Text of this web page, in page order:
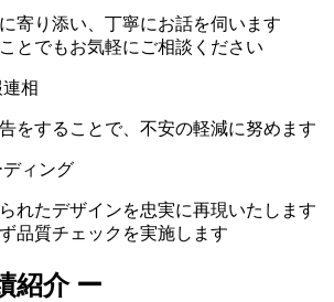
寄り添い、丁寧にお話を伺います
とでもお気軽にご相談ください
相
をすることで、不安の軽減に努めます
ィング
れたデザインを忠実に再現いたします
品質チェックを実施します
紹介 ー